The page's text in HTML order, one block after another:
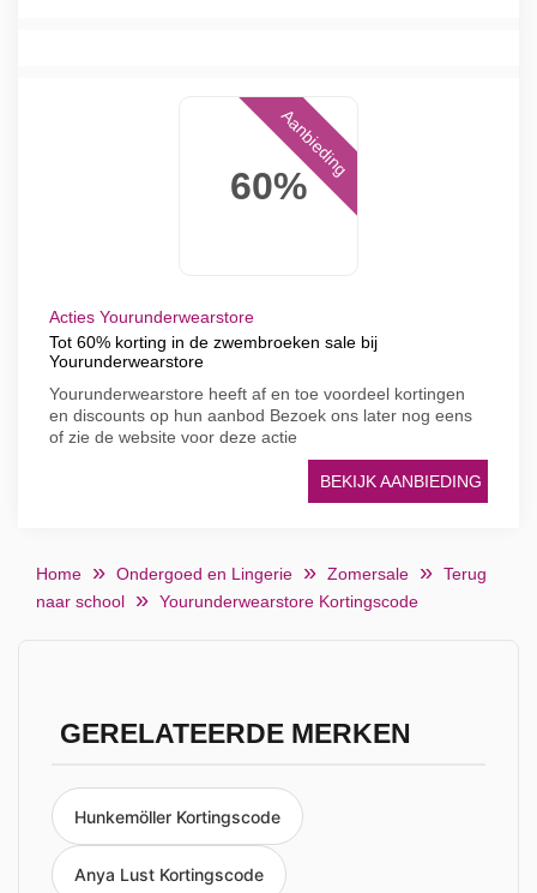
60%
Aanbieding
Acties Yourunderwearstore
Tot 60% korting in de zwembroeken sale bij
Yourunderwearstore
Yourunderwearstore heeft af en toe voordeel kortingen
en discounts op hun aanbod Bezoek ons later nog eens
of zie de website voor deze actie
BEKIJK AANBIEDING
Home Ondergoed en Lingerie Zomersale
Terug
naar school
Yourunderwearstore Kortingscode
GERELATEERDE MERKEN
Hunkemöller Kortingscode
Anya Lust Kortingscode